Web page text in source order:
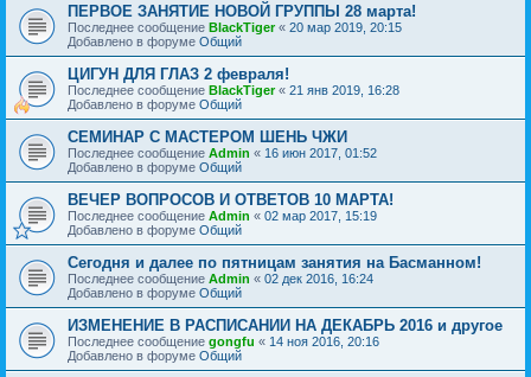
ПЕРВОЕ ЗАНЯТИЕ НОВОЙ ГРУППЫ 28 марта!
Последнее сообщение BlackTiger« 20 мар 2019, 20:15
Добавлено в форуме Общий
ЦИГУН ДЛЯ ГЛАЗ 2 февраля!
Последнее сообщение BlackTiger« 21 янв 2019, 16:28
Добавлено в форуме Общий
СЕМИНАР С МАСТЕРОМ ШЕНЬ ЧЖИ
Последнее сообщение Admin « 16 июн 2017, 01:52
Добавлено в форуме Общий
ВЕЧЕР ВОПРОСОВ И ОТВЕТОВ 10 МАРТА!
Последнее сообщение Admin « 02 мар 2017, 15:19
Добавлено в форуме Общий
Сегодня и далее по пятницам занятия на Басманном!
Последнее сообщение Admin « 02 дек 2016, 16:24
Добавлено в форуме Общий
ИЗМЕНЕНИЕ В РАСПИСАНИИ НА ДЕКАБРЬ 2016 и другое
Последнее сообщение gongfu « 14 ноя 2016, 20:16
Добавлено в форуме Общий